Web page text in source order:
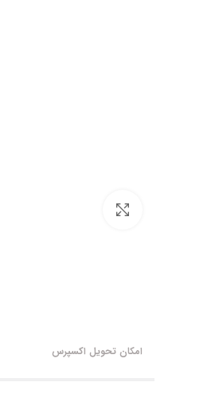
امکان تحویل اکسپرس